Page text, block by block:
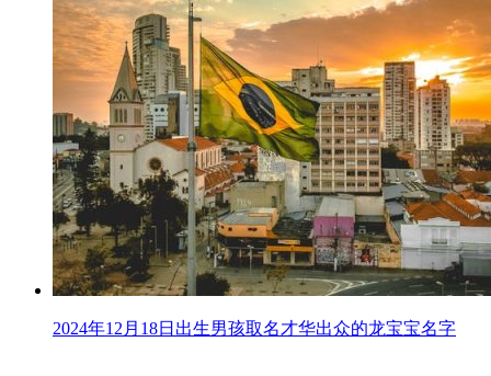
2024年12月18日出生男孩取名才华出众的龙宝宝名字